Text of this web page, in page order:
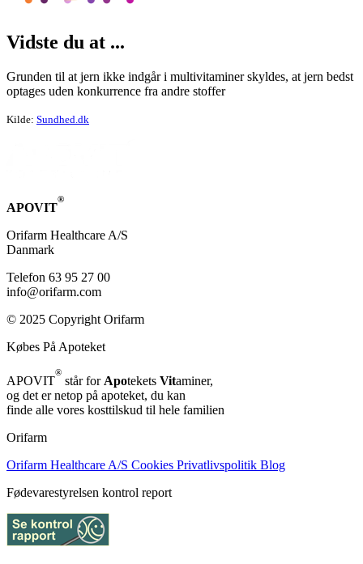
Vid­ste du at ...
Grunden til at jern ikke indgår i multivitaminer skyldes, at jern bedst
optages uden konkurrence fra andre stoffer
Kilde: Sundhed.dk
APOVIT
®
Orifarm Healthcare A/S
Danmark
Telefon 63 95 27 00
info@orifarm.com
© 2025 Copyright Orifarm
Købes På Apoteket
APOVIT
®
står for Apotekets Vitaminer,
og det er netop på apoteket, du kan
finde alle vores kosttilskud til hele familien
Orifarm
Orifarm Healthcare A/S Cookies Privatlivspolitik Blog
Fødevarestyrelsen kontrol report